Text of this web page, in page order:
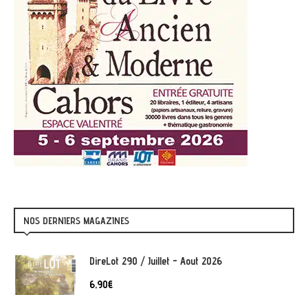
NOS DERNIERS MAGAZINES
DireLot 290 / Juillet - Aout 2026
6,90€